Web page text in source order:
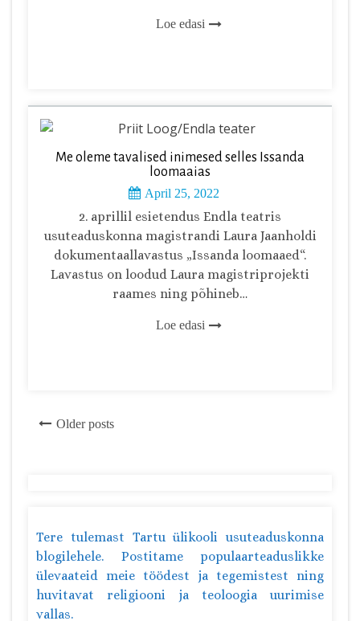
Loe edasi
Me oleme tavalised inimesed selles Issanda
loomaaias
April 25, 2022
2. aprillil esietendus Endla teatris
usuteaduskonna magistrandi Laura Jaanholdi
dokumentaallavastus „Issanda loomaaed“.
Lavastus on loodud Laura magistriprojekti
raames ning põhineb…
Loe edasi
Posts
Older posts
Tere tulemast Tartu ülikooli usuteaduskonna
blogilehele. Postitame populaarteaduslikke
ülevaateid meie töödest ja tegemistest ning
huvitavat religiooni ja teoloogia uurimise
vallas.